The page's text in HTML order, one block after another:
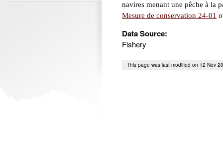
navires menant une pêche à la
Mesure de conservation 24-01
Data Source:
Fishery
This page was last modified on 12 Nov